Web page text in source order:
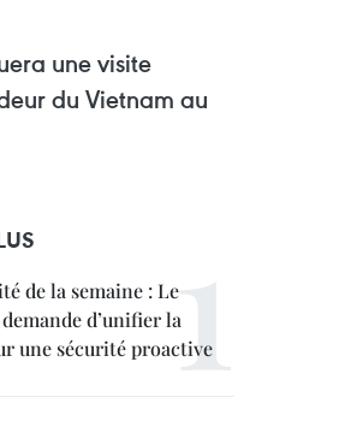
une visite
du Vietnam au
de la semaine : Le
d’unifier la
une sécurité proactive